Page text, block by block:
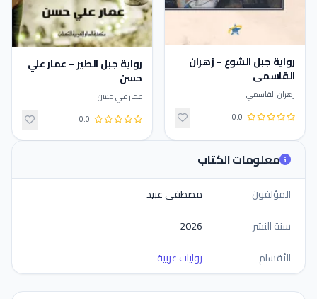
رواية جبل الشوع – زهران
القاسمي
زهران القاسمي
0.0
رواية جبل الطير – عمار علي
حسن
عمار علي حسن
0.0
معلومات الكتاب
المؤلفون
مصطفى عبيد
سنة النشر
2026
الأقسام
روايات عربية